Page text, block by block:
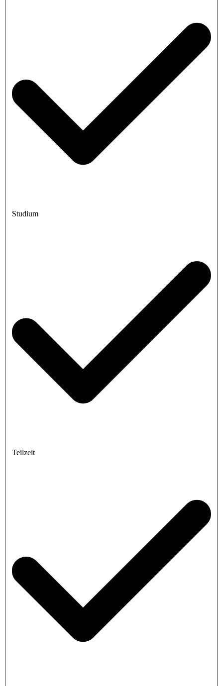
Studium
Teilzeit